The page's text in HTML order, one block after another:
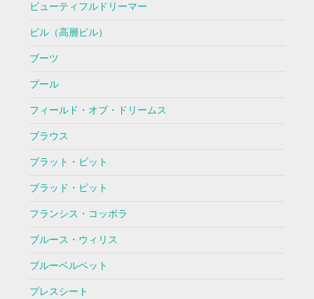
ビューティフルドリーマー
ビル（高層ビル）
ブーツ
プール
フィールド・オブ・ドリームス
ブラウス
ブラット・ピット
ブラッド・ピット
フランシス・コッポラ
ブルース・ウィリス
ブルーベルベット
プレスシート